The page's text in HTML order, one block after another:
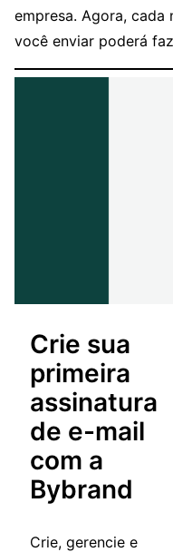
empresa. Agora, cada
você enviar poderá
Crie sua
primeira
assinatura
de e-mail
com a
Bybrand
Crie, gerencie e